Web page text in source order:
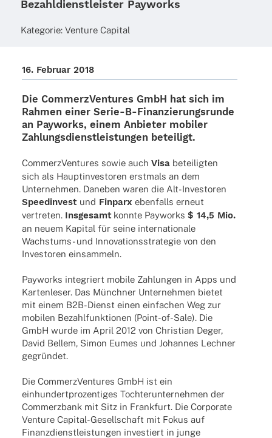
Bezahldienstleister Payworks
Kate­go­rie:Venture Capi­tal
16. Februar 2018
Die Commerz­Ven­tures GmbH hat sich im
Rahmen einer Serie-B-Finan­­zie­rungs­­runde
an Payworks, einem Anbie­ter mobi­ler
Zahlungs­dienst­leis­tun­gen beteiligt.
Commerz­Ven­tures sowie auch Visabetei­lig­ten
sich als Haupt­in­ves­to­ren erst­mals an dem
Unter­neh­men. Dane­ben waren die Alt-Inves­­to­­ren
Speed­in­vest und Finparx eben­falls erneut
vertre­ten. Insge­samtkonnte Payworks $ 14,5 Mio.
an neuem Kapi­tal für seine inter­na­tio­nale
Wachs­­tums- und Inno­va­ti­ons­stra­te­gie von den
Inves­to­ren einsammeln.
Payworks inte­griert mobile Zahlun­gen in Apps und
Karten­le­ser. Das Münch­ner Unter­neh­men bietet
mit einem B2B-Dienst einen einfa­chen Weg zur
mobi­len Bezahl­funk­tio­nen (Point-of-Sale). Die
GmbH wurde im April 2012 von Chris­tian Deger,
David Bellem, Simon Eumes und Johan­nes Lech­ner
gegründet.
Die Commerz­Ven­tures GmbH ist ein
einhun­dert­pro­zen­ti­ges Toch­ter­un­ter­neh­men der
Commerz­bank mit Sitz in Frank­furt. Die Corpo­rate
Venture Capi­­tal-Gesel­l­­schaft mit Fokus auf
Finanz­dienst­leis­tun­gen inves­tiert in junge